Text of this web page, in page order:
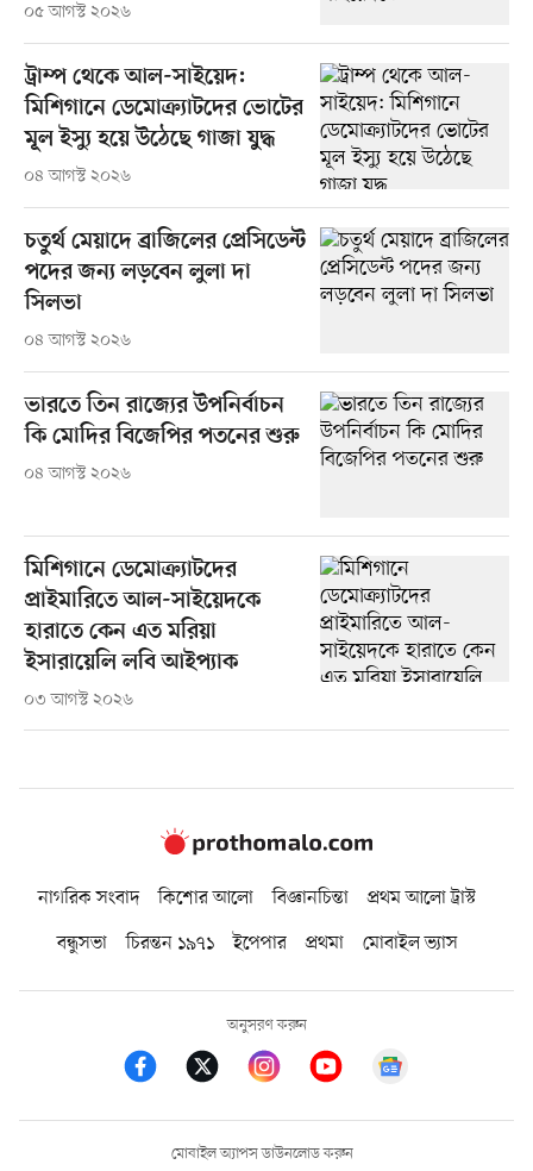
০৫ আগস্ট ২০২৬
ট্রাম্প থেকে আল-সাইয়েদ:
মিশিগানে ডেমোক্র্যাটদের ভোটের
মূল ইস্যু হয়ে উঠেছে গাজা যুদ্ধ
০৪ আগস্ট ২০২৬
চতুর্থ মেয়াদে ব্রাজিলের প্রেসিডেন্ট
পদের জন্য লড়বেন লুলা দা
সিলভা
০৪ আগস্ট ২০২৬
ভারতে তিন রাজ্যের উপনির্বাচন
কি মোদির বিজেপির পতনের শুরু
০৪ আগস্ট ২০২৬
মিশিগানে ডেমোক্র্যাটদের
প্রাইমারিতে আল-সাইয়েদকে
হারাতে কেন এত মরিয়া
ইসারায়েলি লবি আইপ্যাক
০৩ আগস্ট ২০২৬
নাগরিক সংবাদ কিশোর আলো বিজ্ঞানচিন্তা
প্রথম আলো ট্রাস্ট
বন্ধুসভা
চিরন্তন ১৯৭১ ইপেপার প্রথমা মোবাইল ভ্যাস
অনুসরণ করুন
মোবাইল অ্যাপস ডাউনলোড করুন